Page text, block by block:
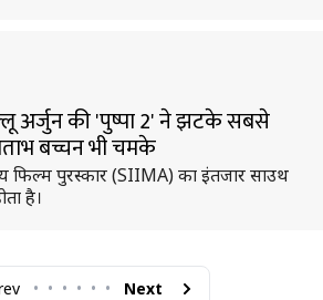
अर्जुन की 'पुष्पा 2' ने झटके सबसे
बच्चन भी चमके
फिल्म पुरस्कार (SIIMA) का इंतजार साउथ
है।
• • • • • • Next